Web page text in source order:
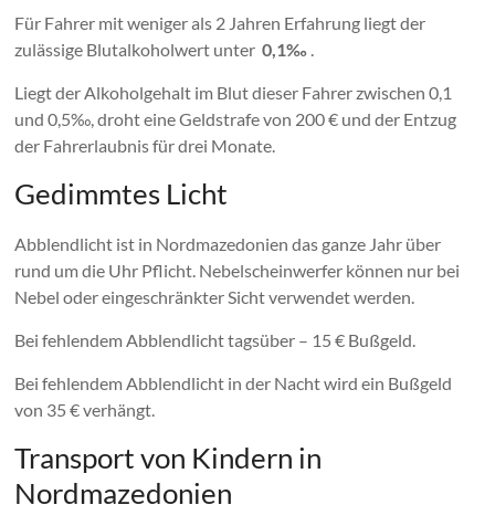
Für Fahrer mit weniger als 2 Jahren Erfahrung liegt der
zulässige Blutalkoholwert unter0,1‰
Liegt der Alkoholgehalt im Blut dieser Fahrer zwischen 0,1
und 0,5‰, droht eine Geldstrafe von 200 € und der Entzug
der Fahrerlaubnis für drei Monate.
Gedimmtes Licht
Abblendlicht ist in Nordmazedonien das ganze Jahr über
rund um die Uhr Pflicht. Nebelscheinwerfer können nur bei
Nebel oder eingeschränkter Sicht verwendet werden.
Bei fehlendem Abblendlicht tagsüber – 15 € Bußgeld.
Bei fehlendem Abblendlicht in der Nacht wird ein Bußgeld
von 35 € verhängt.
Transport von Kindern in
Nordmazedonien